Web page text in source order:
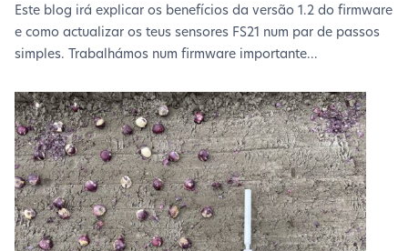
Este blog irá explicar os benefícios da versão 1.2 do firmware
e como actualizar os teus sensores FS21 num par de passos
simples. Trabalhámos num firmware importante...